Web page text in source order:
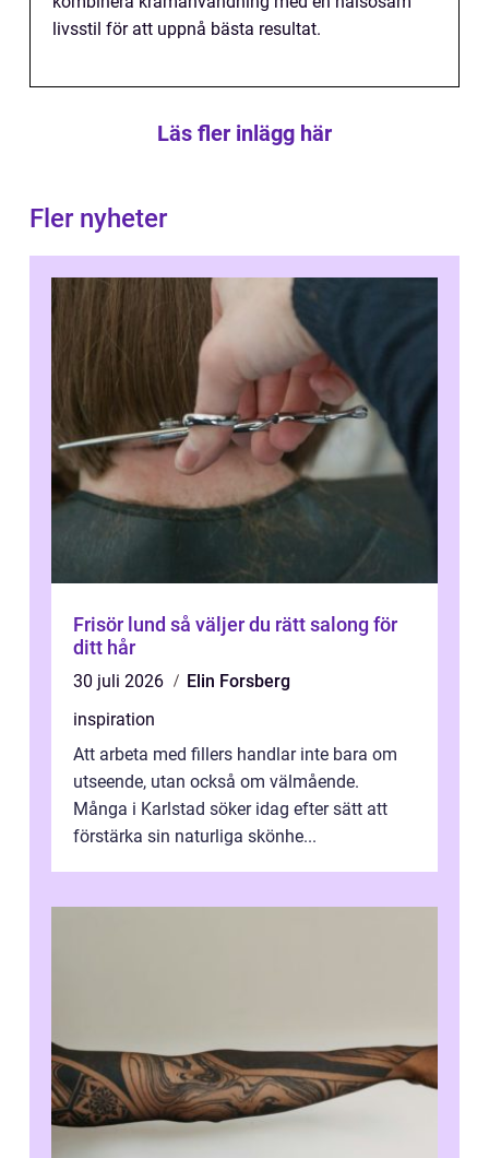
livsstil för att uppnå bästa resultat.
Läs fler inlägg här
Fler nyheter
Frisör lund så väljer du rätt salong för
ditt hår
30 juli 2026
Elin Forsberg
inspiration
Att arbeta med fillers handlar inte bara om
utseende, utan också om välmående.
Många i Karlstad söker idag efter sätt att
förstärka sin naturliga skönhe...